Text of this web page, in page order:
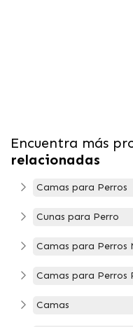
Encuentra más
relacionadas
Camas para Perros
Cunas para Perro
Camas para Perros
Camas para Perros
Camas